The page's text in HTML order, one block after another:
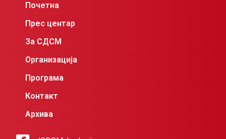
Почетна
Прес центар
За СДСМ
Организација
Програма
Контакт
Архива